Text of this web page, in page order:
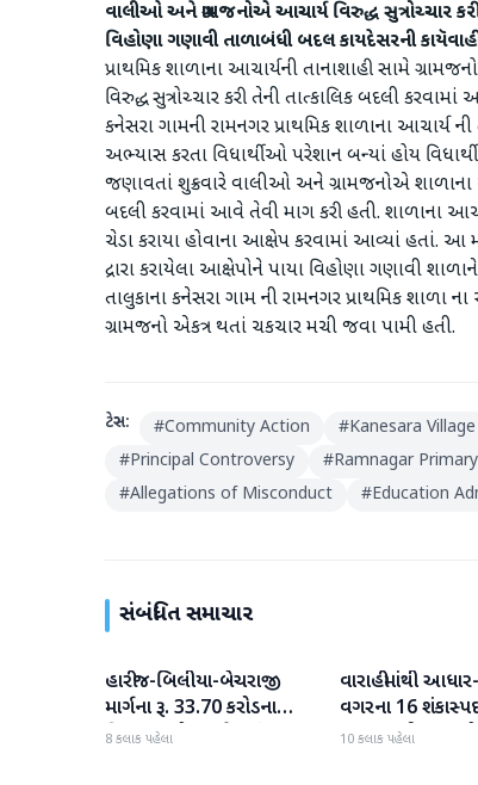
વાલીઓ અને ગ્રામજનોએ આચાર્ય વિરુદ્ધ સુત્રોચ્ચાર
વિહોણા ગણાવી તાળાબંધી બદલ કાયદેસરની
પ્રાથમિક શાળાના આચાર્યની તાનાશાહી સામે
વિરુદ્ધ સુત્રોચ્ચાર કરી તેની તાત્કાલિક બદલી
કનેસરા ગામની રામનગર પ્રાથમિક શાળાના આચાર્ય
અભ્યાસ કરતા વિધાર્થીઓ પરેશાન બન્યાં હોય
જણાવતાં શુક્રવારે વાલીઓ અને ગ્રામજનોએ શાળાના
બદલી કરવામાં આવે તેવી માગ કરી હતી. શાળાના
ચેડા કરાયા હોવાના આક્ષેપ કરવામાં આવ્યાં હતાં.
દ્રારા કરાયેલા આક્ષેપોને પાયા વિહોણા ગણાવી
તાલુકાના કનેસરા ગામ ની રામનગર પ્રાથમિક શાળા
ગ્રામજનો એકત્ર થતાં ચકચાર મચી જવા પામી હતી.
ટેગ્સ: #Community Action #Kanesara Village
#Principal Controversy #Ramnagar
#Allegations of Misconduct #Education
સંબંધિત સમાચાર
પાટણ
હારીજ-બિલીયા-બેચરાજી
માર્ગના રૂ. 33.70 કરોડના
વિકાસ કામો પૂરજોશમાં
8 કલાક પહેલા
પાટણ
વારાહીમાંથી
વગરના 16
જપ્ત કરતી LCB
10 કલાક પહેલા